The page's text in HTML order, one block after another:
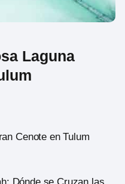
Laguna
Cenote en Tulum